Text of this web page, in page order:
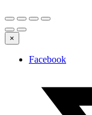
×
Facebook